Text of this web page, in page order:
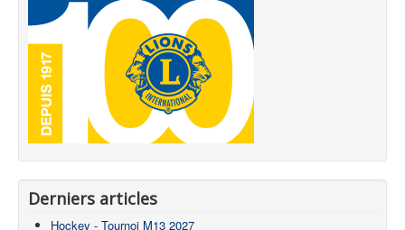
Derniers articles
Hockey - Tournoi M13 2027